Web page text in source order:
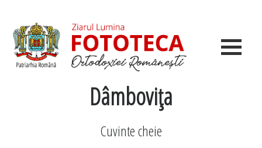
Dâmboviţa
Cuvinte cheie